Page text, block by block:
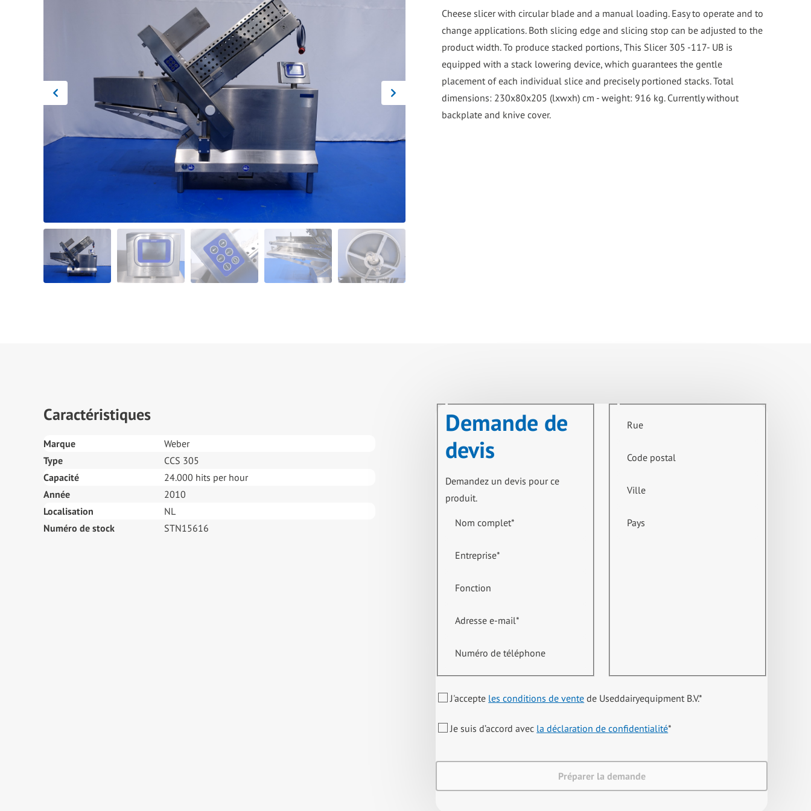
selected
search
result.
Touch
Cheese slicer with circular blade and a manual loading. Easy to operate and to
change applications. Both slicing edge and slicing stop can be adjusted to the
product width. To produce stacked portions, This Slicer 305 -117- UB is
equipped with a stack lowering device, which guarantees the gentle
placement of each individual slice and precisely portioned stacks. Total
dimensions: 230x80x205 (lxwxh) cm - weight: 916 kg. Currently without
backplate and knive cover.
Caractéristiques
Marque
Weber
Type
CCS 305
Capacité
24.000 hits per hour
Année
2010
Localisation
NL
Numéro de stock
STN15616
Demande de
devis
Demandez un devis pour ce
produit.
Nom complet*
Entreprise*
Fonction
Adresse e-mail*
Numéro de téléphone
Rue
Code postal
Ville
Pays
J'accepte les conditions de vente de Useddairyequipment B.V.*
Je suis d’accord avec la déclaration de confidentialité*
Préparer la demande